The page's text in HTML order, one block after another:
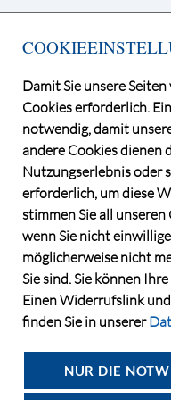
Kurfürstendamm 65, 10707
Telefon +49 30 / 884 68
E-Mail
info@dga-ag.de
DATENSCHUTZ
Damit Sie unsere
Cookies erforderlich.
notwendig, damit
andere Cookies dienen
Nutzungserlebnis oder
erforderlich, um diese
stimmen Sie all unseren
wenn Sie nicht
möglicherweise nicht
Sie sind. Sie können
Einen Widerrufslink
finden Sie in unserer
NUR DIE